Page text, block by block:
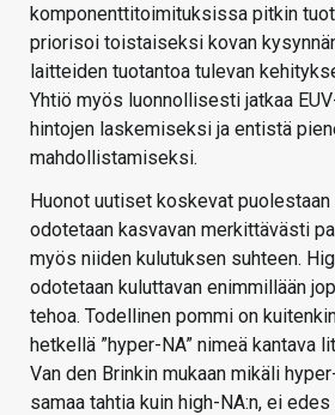
komponenttitoimituksissa pitkin
priorisoi toistaiseksi kovan
laitteiden tuotantoa tulevan
Yhtiö myös luonnollisesti jatkaa
hintojen laskemiseksi ja entistä
mahdollistamiseksi.
Huonot uutiset koskevat puolestaan
odotetaan kasvavan merkittävästi
myös niiden kulutuksen suhteen.
odotetaan kuluttavan enimmillään
tehoa. Todellinen pommi on
hetkellä ”hyper-NA” nimeä kantava
Van den Brinkin mukaan mikäli
samaa tahtia kuin high-NA:n, ei